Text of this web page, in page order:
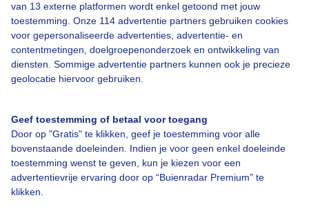
van 13 externe platformen wordt enkel getoond met jouw
toestemming. Onze 114 advertentie partners gebruiken cookies
voor gepersonaliseerde advertenties, advertentie- en
contentmetingen, doelgroepenonderzoek en ontwikkeling van
diensten. Sommige advertentie partners kunnen ook je precieze
geolocatie hiervoor gebruiken.
Geef toestemming of betaal voor toegang
Door op "Gratis" te klikken, geef je toestemming voor alle
bovenstaande doeleinden. Indien je voor geen enkel doeleinde
toestemming wenst te geven, kun je kiezen voor een
advertentievrije ervaring door op “Buienradar Premium” te
klikken.
Nu het nog kan. Lekker!
Zonnen Lente Zon